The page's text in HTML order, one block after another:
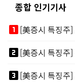
종합 인기기사
looks_one
looks_two
looks_3